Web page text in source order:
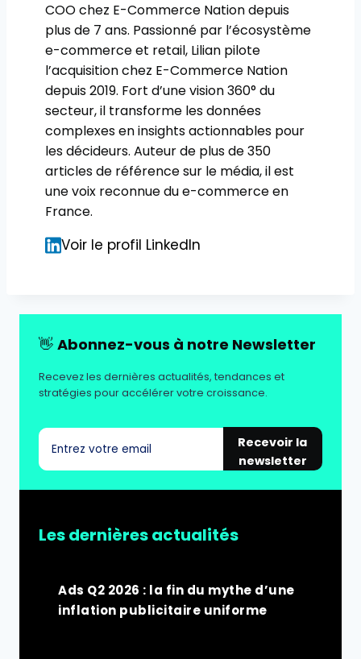
COO chez E-Commerce Nation depuis
plus de 7 ans. Passionné par l’écosystème
e-commerce et retail, Lilian pilote
l’acquisition chez E-Commerce Nation
depuis 2019. Fort d’une vision 360° du
secteur, il transforme les données
complexes en insights actionnables pour
les décideurs. Auteur de plus de 350
articles de référence sur le média, il est
une voix reconnue du e-commerce en
France.
Voir le profil LinkedIn
👋 Abonnez-vous à notre Newsletter
Recevez les dernières actualités, tendances et
stratégies pour accélérer votre croissance.
Recevoir la
newsletter
Les dernières actualités
Ads Q2 2026 : la fin du mythe d’une
inflation publicitaire uniforme